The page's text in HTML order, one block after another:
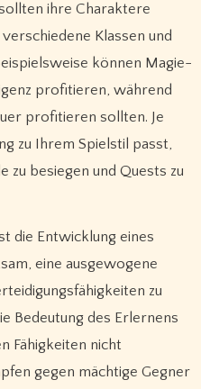
ihre Charaktere
Klassen und
können Magie-
profitieren, während
profitieren sollten. Je
zu Ihrem Spielstil passt,
zu besiegen und Quests zu
die Entwicklung eines
eine ausgewogene
zu
Bedeutung des Erlernens
Fähigkeiten nicht
gegen mächtige Gegner